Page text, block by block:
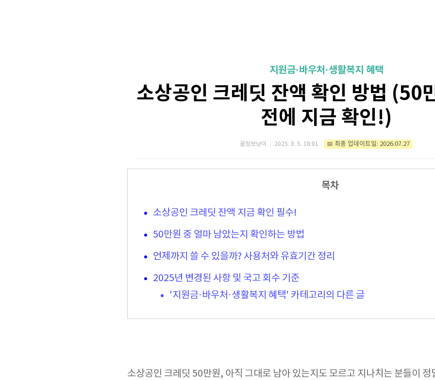
지원금·바우처·생활복지 혜택
소상공인 크레딧 잔액 확인 방법 (50
전에 지금 확인!)
꿀정보냥이 2025. 8. 5. 18:01 📅 최종 업데이트일: 2026.07.27
목차
소상공인 크레딧 잔액 지금 확인 필수!
50만원 중 얼마 남았는지 확인하는 방법
언제까지 쓸 수 있을까? 사용처와 유효기간 정리
2025년 변경된 사항 및 국고 회수 기준
'지원금·바우처·생활복지 혜택' 카테고리의 다른 글
소상공인 크레딧 50만원, 아직 그대로 남아 있는지도 모르고 지나치는 분들이 정